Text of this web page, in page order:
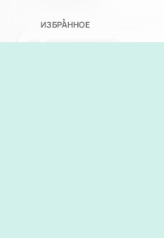
ИЗБРАННОЕ